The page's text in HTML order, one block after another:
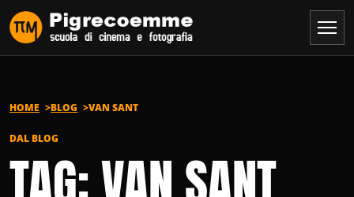
Vai al contenuto
HOME BLOG VAN SANT
DAL BLOG